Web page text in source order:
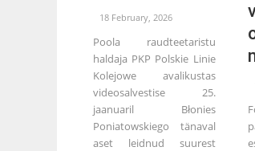
18 February, 2026
Poola raudteetaristu
haldaja PKP Polskie Linie
Kolejowe avalikustas
videosalvestise 25.
jaanuaril Błonies
Poniatowskiego tänaval
aset leidnud suurest